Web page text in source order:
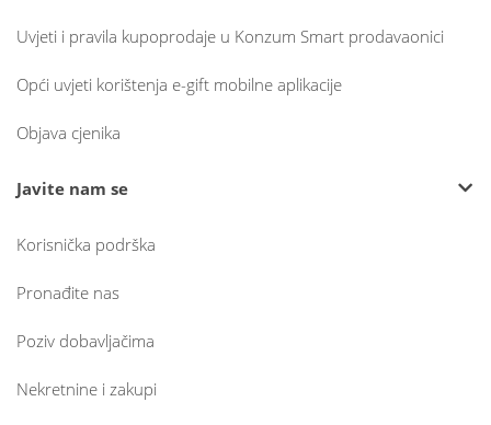
Uvjeti i pravila kupoprodaje u Konzum Smart prodavaonici
Opći uvjeti korištenja e-gift mobilne aplikacije
Objava cjenika
Javite nam se
Korisnička podrška
Pronađite nas
Poziv dobavljačima
Nekretnine i zakupi